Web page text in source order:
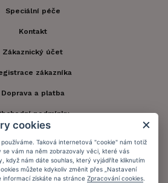
Speciální péče
Kontakt
Zákaznický účet
zákazníka
Doprava a platba
podmínky
osobních údajů
memorandum
cookies
Taková internetová "cookie" nám totiž
vám na něm zobrazovaly věci, které vás
když nám dáte souhlas, který vyjádříte kliknutím
můžete kdykoliv změnit přes „Nastavení
informací získáte na stránce Zpracování cookies